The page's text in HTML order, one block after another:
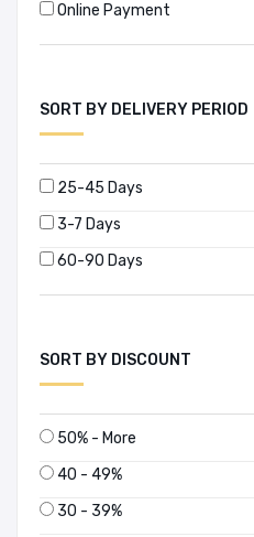
Online Payment
SORT BY DELIVERY PERIOD
25-45 Days
3-7 Days
60-90 Days
SORT BY DISCOUNT
50% - More
40 - 49%
30 - 39%